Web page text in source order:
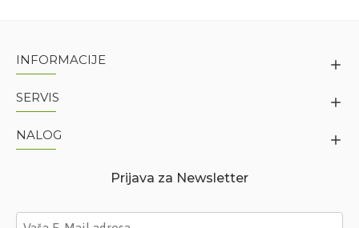
INFORMACIJE
SERVIS
NALOG
Prijava za Newsletter